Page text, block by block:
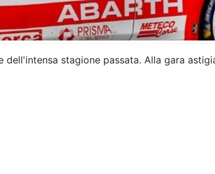
stagione passata. Alla gara